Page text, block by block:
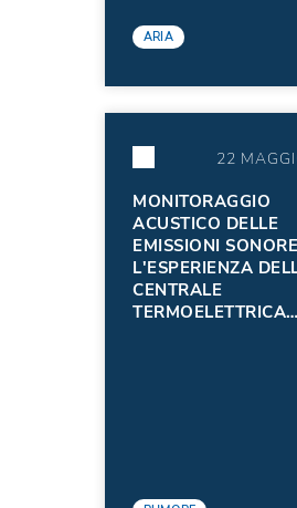
ARIA
22
MONITORAGGIO
ACUSTICO DELLE
EMISSIONI
L'ESPERIENZA
CENTRALE
TERMOELETTRICA